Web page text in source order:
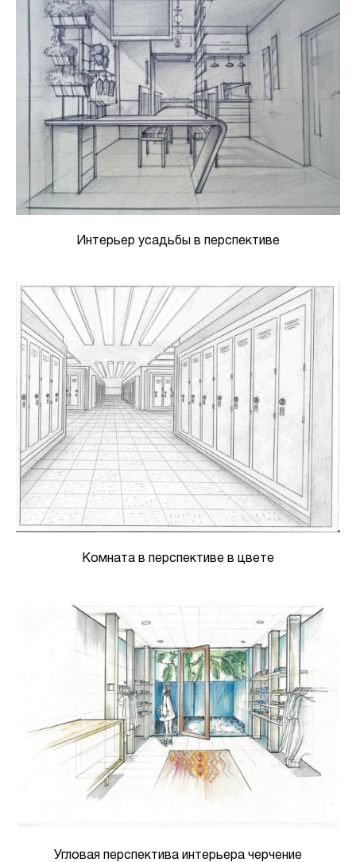
Интерьер усадьбы в перспективе
Комната в перспективе в цвете
Угловая перспектива интерьера черчение